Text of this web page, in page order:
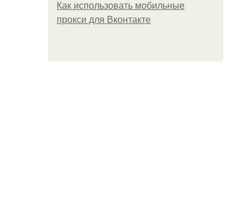
Как использовать мобильные
прокси для Вконтакте